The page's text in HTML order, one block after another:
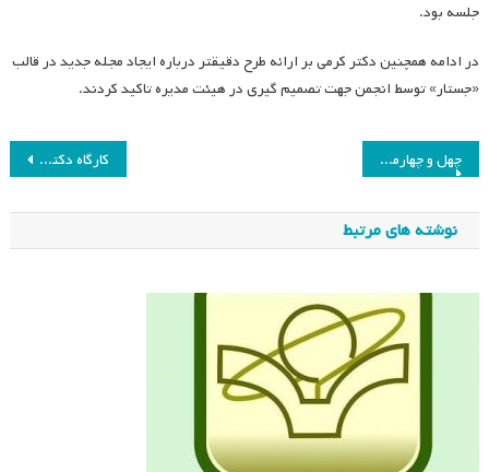
جلسه بود.
در ادامه همچنین دکتر کرمی بر ارائه طرح دقیق­تر درباره ایجاد مجله جدید در قالب
«جستار» توسط انجمن جهت تصمیم گیری در هیئت مدیره تاکید کردند.
راهبری
نوشته
کارگاه دکتر لیلا خزائی «آموزش جامع مقاله‌نویسی» چهل و چهارمین جلسه هیئت مدیره انجمن مطالعات برنامه درسی ایران
نوشته های مرتبط